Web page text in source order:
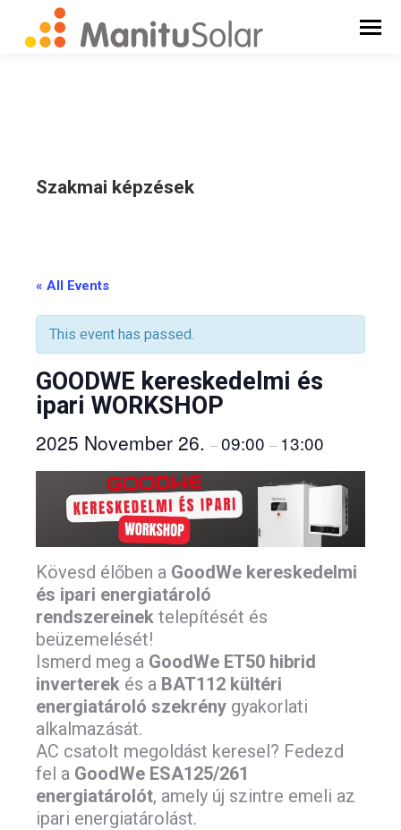
Szakmai képzések
« All Events
This event has passed.
GOODWE kereskedelmi és
ipari WORKSHOP
2025 November 26. –09:00 – 13:00
Kövesd élőben a GoodWe kereskedelmi
és ipari energiatároló
rendszereinek telepítését és
beüzemelését!
Ismerd meg a GoodWe ET50 hibrid
inverterek és a BAT112 kültéri
energiatároló szekrény gyakorlati
alkalmazását.
AC csatolt megoldást keresel? Fedezd
fel a GoodWe ESA125/261
energiatárolót, amely új szintre emeli az
ipari energiatárolást.